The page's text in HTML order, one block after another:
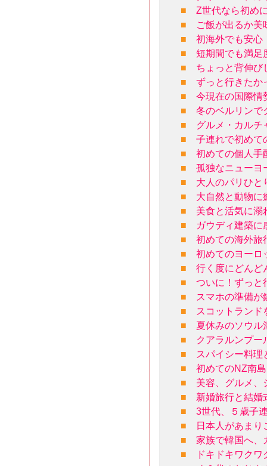
■
Z世代なら初め
■
ご飯が出るか美
■
初海外でも安心
■
短期間でも満足
■
ちょっと背伸び
■
ずっと行きたか
■
今現在の国際情
■
冬のベルリンで
■
グルメ・カルチ
■
子連れで初めて
■
初めての個人手
■
孤独なニューヨ
■
大人のパリひと
■
大自然と動物に
■
美食と活気に溺
■
ガウディ建築に
■
初めての海外旅
■
初めてのヨーロ
■
行く度にどんど
■
ついに！ずっと
■
スマホの準備が
■
スコットランド
■
夏休みのソウル
■
クアラルンプー
■
スパイシー料理
■
初めてのNZ南
■
美容、グルメ、
■
新婚旅行と結婚
■
3世代、５歳子
■
日本人があまり
■
家族で韓国へ、
■
ドキドキワク